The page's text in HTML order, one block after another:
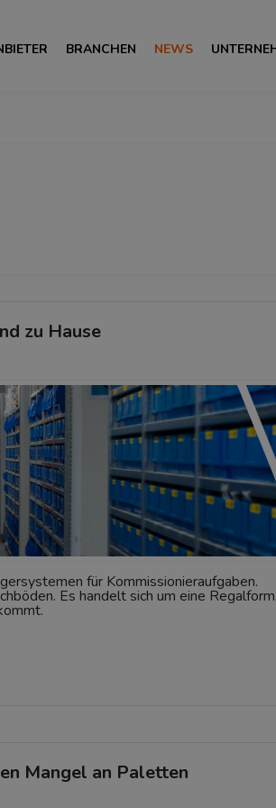
BRANCHEN NEWS
zu Hause
für Kommissionieraufgaben.
Es handelt sich um eine
Mangel an Paletten